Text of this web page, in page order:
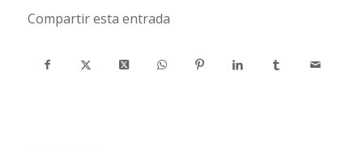
Compartir esta entrada